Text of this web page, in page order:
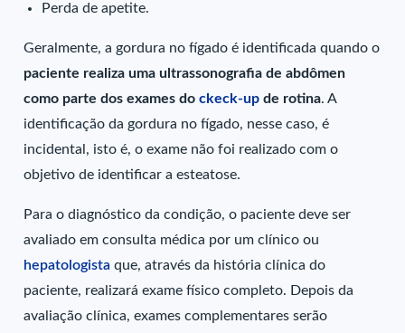
Perda de apetite.
Geralmente, a gordura no fígado é identificada quando o
paciente realiza uma ultrassonografia de abdômen
como parte dos exames dockeck-up de rotina. A
identificação da gordura no fígado, nesse caso, é
incidental, isto é, o exame não foi realizado com o
objetivo de identificar a esteatose.
Para o diagnóstico da condição, o paciente deve ser
avaliado em consulta médica por um clínico ou
hepatologista que, através da história clínica do
paciente, realizará exame físico completo. Depois da
avaliação clínica, exames complementares serão